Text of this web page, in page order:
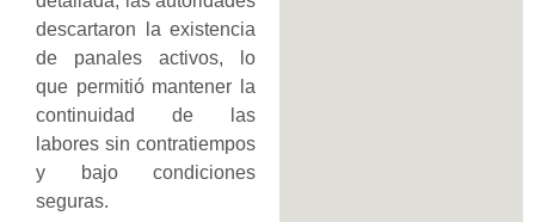
descartaron la existencia
de panales activos, lo
que permitió mantener la
continuidad de las
labores sin contratiempos
y bajo condiciones
seguras.